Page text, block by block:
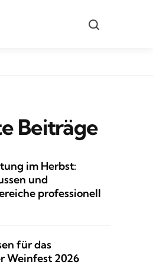
Beiträge
im Herbst:
und
professionell
für das
Weinfest 2026